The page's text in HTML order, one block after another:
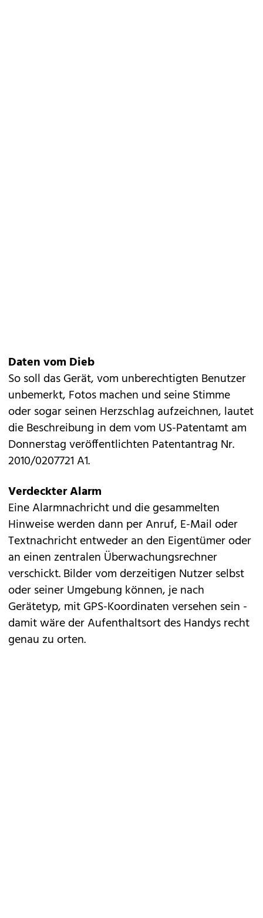
Daten vom Dieb
So soll das Gerät, vom unberechtigten Benutzer
unbemerkt, Fotos machen und seine Stimme
oder sogar seinen Herzschlag aufzeichnen, lautet
die Beschreibung in dem vom US-Patentamt am
Donnerstag veröffentlichten Patentantrag Nr.
2010/0207721 A1.
Verdeckter Alarm
Eine Alarmnachricht und die gesammelten
Hinweise werden dann per Anruf, E-Mail oder
Textnachricht entweder an den Eigentümer oder
an einen zentralen Überwachungsrechner
verschickt. Bilder vom derzeitigen Nutzer selbst
oder seiner Umgebung können, je nach
Gerätetyp, mit GPS-Koordinaten versehen sein -
damit wäre der Aufenthaltsort des Handys recht
genau zu orten.